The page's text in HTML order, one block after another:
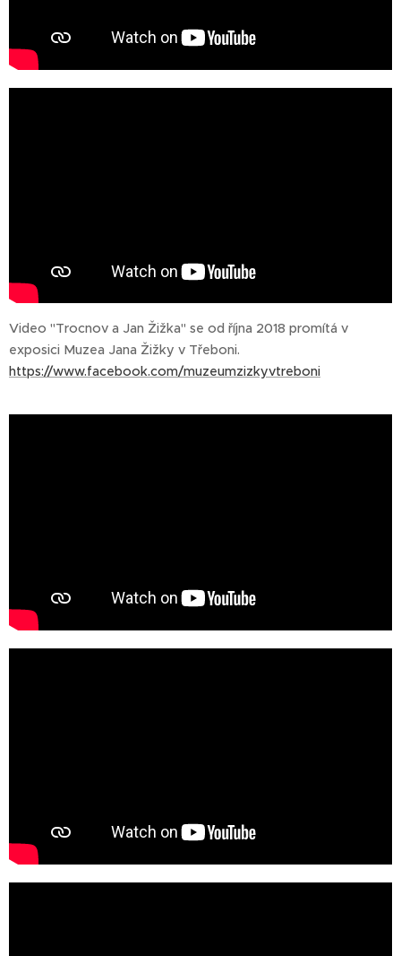
Video "Trocnov a Jan Žižka" se od října 2018 promítá v
exposici Muzea Jana Žižky v Třeboni.
https://www.facebook.com/muzeumzizkyvtreboni